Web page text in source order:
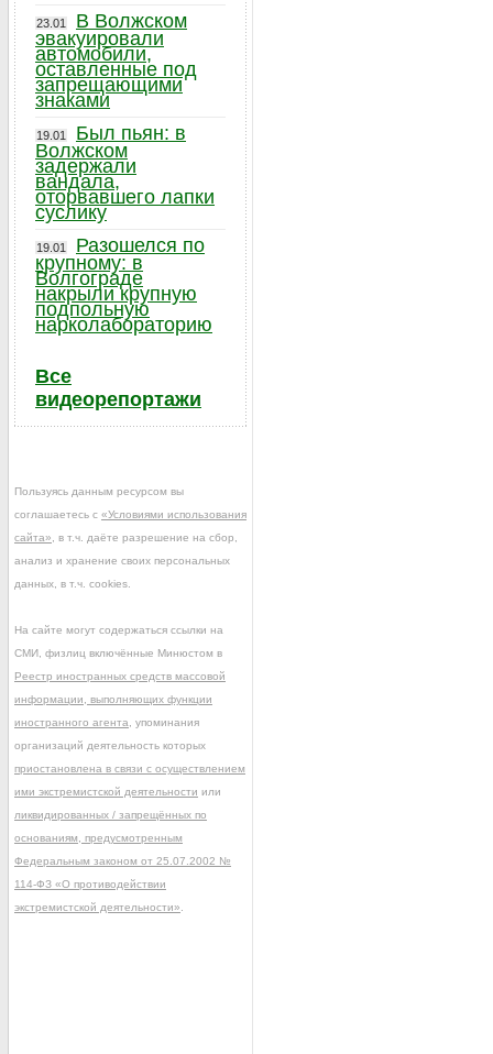
23.01
В Волжском
эвакуировали
автомобили,
оставленные под
запрещающими
знаками
19.01
Был пьян: в
Волжском
задержали
вандала,
оторвавшего лапки
суслику
19.01
Разошелся по
крупному: в
Волгограде
накрыли крупную
подпольную
нарколабораторию
Все
видеорепортажи
Пользуясь данным ресурсом вы
соглашаетесь с «Условиями использования
сайта» , в т.ч. даёте разрешение на сбор,
анализ и хранение своих персональных
данных, в т.ч. cookies.
На сайте могут содержаться ссылки на
СМИ, физлиц включённые Минюстом в
Реестр иностранных средств массовой
информации, выполняющих функции
иностранного агента , упоминания
организаций деятельность которых
приостановлена в связи с осуществлением
ими экстремистской деятельности или
ликвидированных / запрещённых по
основаниям, предусмотренным
Федеральным законом от 25.07.2002 №
114-ФЗ «О противодействии
экстремистской деятельности»